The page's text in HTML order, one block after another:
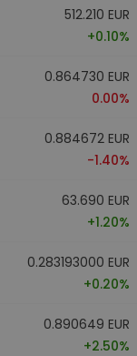
512.210 EUR
+0.10%
0.864730 EUR
0.00%
0.884672 EUR
-1.40%
63.690 EUR
+1.20%
0.283193000 EUR
+0.20%
0.890649 EUR
+2.50%